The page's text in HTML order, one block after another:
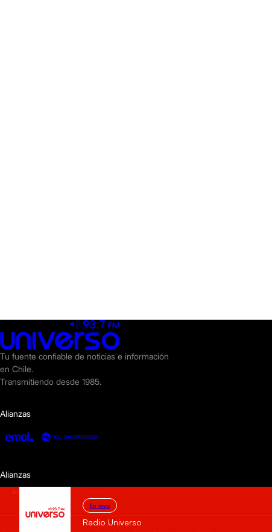
En vivo
Radio Universo
Tu fuente confiable de noticias e información
en Chile.
Transmitiendo desde 1985.
Alianzas
Alianzas